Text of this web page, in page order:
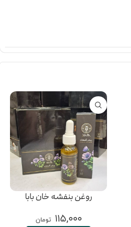
روغن بنفشه خان بابا
۱۱۵,۰۰۰ تومان